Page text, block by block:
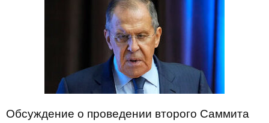
Обсуждение о проведении второго Саммита